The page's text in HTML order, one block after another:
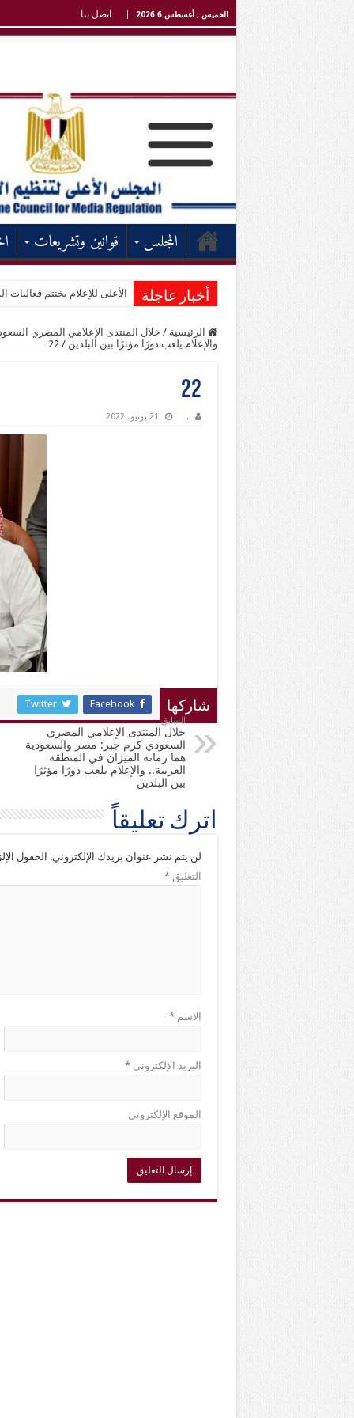
الخميس , أغسطس 6 2026 اتصل بنا
المجلس قوانين وتشريعات
أخبار عاجلة الأعلى للإعلام يختتم فعاليات
الرئيسية / خلال المنتدى الإعلامي المصري
والإعلام يلعب دورًا مؤثرًا بين البلدين /
22
22
. 21 يونيو، 2022
شاركها Facebook
Twitter
السابق
خلال المنتدى الإعلامي المصري
السعودي كرم جبر: مصر والسعودية
هما رمانة الميزان في المنطقة
العربية.. والإعلام يلعب دورًا مؤثرًا
بين البلدين
اترك تعليقاً
لن يتم نشر عنوان بريدك الإلكتروني. الحقول
التعليق*
الاسم*
البريد الإلكتروني*
الموقع الإلكتروني